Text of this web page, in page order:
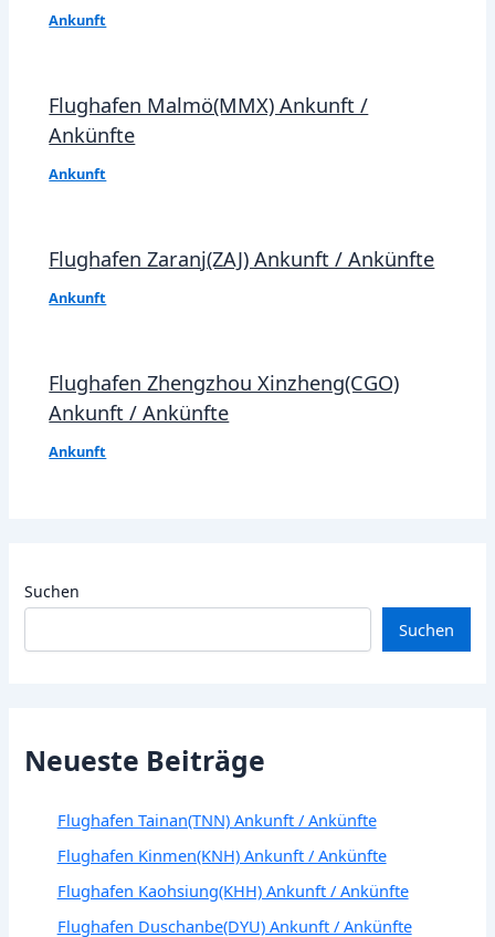
Ankunft
Flughafen Malmö(MMX) Ankunft /
Ankünfte
Ankunft
Flughafen Zaranj(ZAJ) Ankunft / Ankünfte
Ankunft
Flughafen Zhengzhou Xinzheng(CGO)
Ankunft / Ankünfte
Ankunft
Suchen
Suchen
Neueste Beiträge
Flughafen Tainan(TNN) Ankunft / Ankünfte
Flughafen Kinmen(KNH) Ankunft / Ankünfte
Flughafen Kaohsiung(KHH) Ankunft / Ankünfte
Flughafen Duschanbe(DYU) Ankunft / Ankünfte